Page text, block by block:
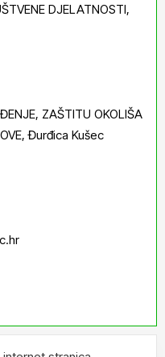
DJELATNOSTI,
ZAŠTITU OKOLIŠA
Đurđica Kušec